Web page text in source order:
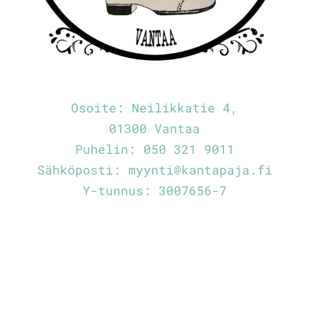
Osoite: Neilikkatie 4,
01300 Vantaa
Puhelin: 050 321 9011
Sähköposti: myynti@kantapaja.fi
Y-tunnus: 3007656-7